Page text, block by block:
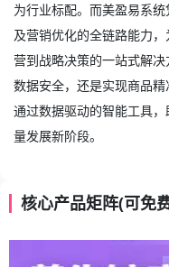
为行业标配。而美盈易系
及营销优化的全链路能力
营到战略决策的一站式解
数据安全，还是实现商品
通过数据驱动的智能工具
量发展新阶段。
核心产品矩阵(可免